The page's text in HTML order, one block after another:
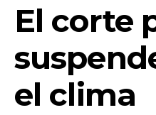
El corte
el clima